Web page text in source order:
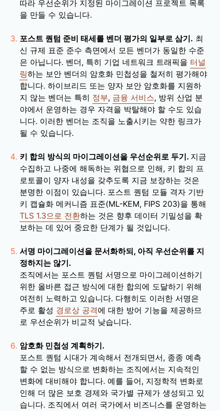
따라 우선순위가 지정된 마이그레이션 프로젝트 목록
을 만들 수 있습니다.
포스트 퀀텀 준비 태세를 벤더 평가의 일부로 삼기. 최
신 규제 표준 준수 측면에서 모든 벤더가 동일한 수준
은 아닙니다. 벤더, 특히 기업 네트워크 트래픽을 터널
링하는 보안 벤더의 암호화 민첩성을 철저히 평가해야
합니다. 하이브리드 또는 양자 보안 암호화를 지원하
지 않는 벤더는 특히 정부, 금융 서비스, 방위 산업 분
야에서 운영하는 경우 자격을 박탈해야 할 수도 있습
니다. 이러한 벤더는 조직을 노출시키는 약한 링크가
될 수 있습니다.
키 합의 방식의 마이그레이션을 우선순위로 두기. 지금
수집하고 나중에 해독하는 위협으로 인해, 키 합의 프
로토콜이 양자 내성을 갖추도록 지금 보장하는 것은
분명한 이점이 있습니다. 포스트 퀀텀 모듈 격자 기반
키 캡슐화 메커니즘 표준(ML-KEM, FIPS 203)을 통해
TLS 1.3으로 전환하는 것은 향후 데이터 기밀성을 확
보하는 데 있어 중요한 단계가 될 것입니다.
서명 마이그레이션을 문서화하되, 아직 우선순위를 지
정하지는 않기.
조직에서는 포스트 퀀텀 서명으로 마이그레이션하기
위한 올바른 접근 방식에 대한 합의에 도달하기 위해
여전히 노력하고 있습니다. 다행히도 이러한 서명은
주로 활성 경로상 공격에 대한 방어 기능을 제공하므
로 우선순위가 비교적 낮습니다.
암호화 민첩성 계획하기.
포스트 퀀텀 시대가 계속해서 전개되면서, 종종 예측
할 수 없는 방식으로 변화하는 조직에서는 지속적인
변화에 대비해야 합니다. 예를 들어, 지정학적 변화로
인해 더 많은 보호 경제와 국가별 규제가 생성되고 있
습니다. 조직에서 여러 국가에서 비즈니스를 운영하는